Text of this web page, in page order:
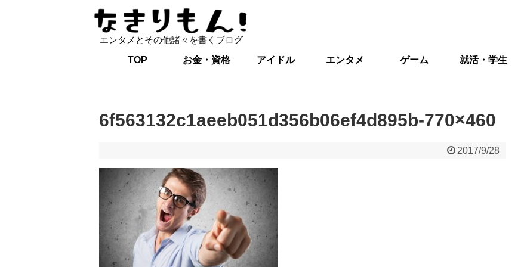
エンタメとその他諸々を書くブログ
TOP
お金・資格 アイドル エンタメ ゲーム 就活・学生
6f563132c1aeeb051d356b06ef4d895b-770×460
2017/9/28